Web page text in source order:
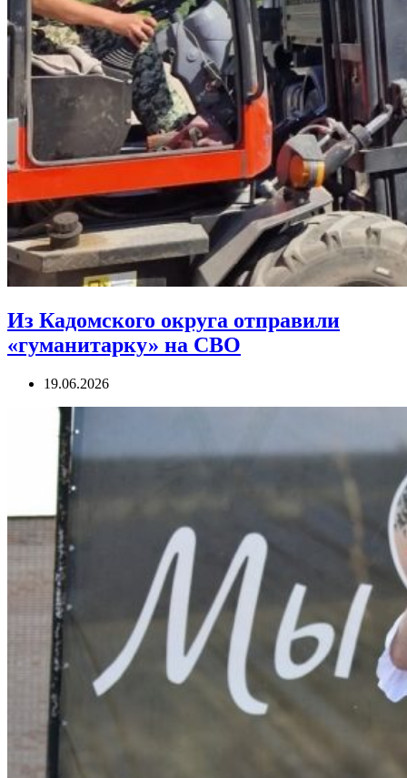
Из Кадомского округа отправили
«гуманитарку» на СВО
19.06.2026